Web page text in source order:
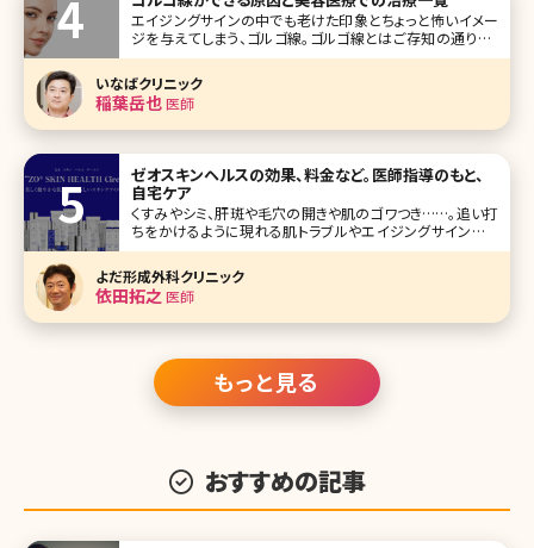
能人をランキングにして
エイジングサインの中でも老けた印象とちょっと怖いイメー
ジを与えてしまう、ゴルゴ線。ゴルゴ線とはご存知の通り、マ
ンガ『ゴルゴ13』の主人公の顔にあるような、目頭から斜めに
入るラインのことを指しています。ゴルゴ線は疲れた印象を
与え、
いなばクリニック
稲葉岳也医師
ゼオスキンヘルスの効果、料金など。医師指導のもと、
自宅ケア
くすみやシミ、肝斑や毛穴の開きや肌のゴワつき……。追い打
ちをかけるように現れる肌トラブルやエイジングサインにう
んざりしていませんか?肌全体を新しく生まれ変わらせたい、
家にいながらしてそんな希望を叶えてくれるのがオバジの
「ゼオスキンヘルス」で
よだ形成外科クリニック
依田拓之医師
もっと見る
おすすめの記事